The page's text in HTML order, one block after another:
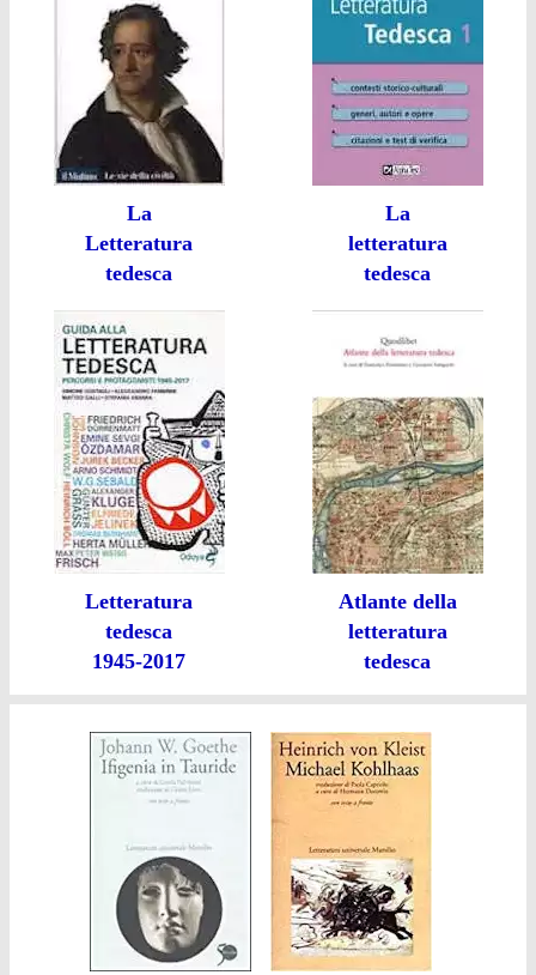
La
Letteratura
tedesca
La
letteratura
tedesca
Letteratura
tedesca
1945-2017
Atlante della
letteratura
tedesca